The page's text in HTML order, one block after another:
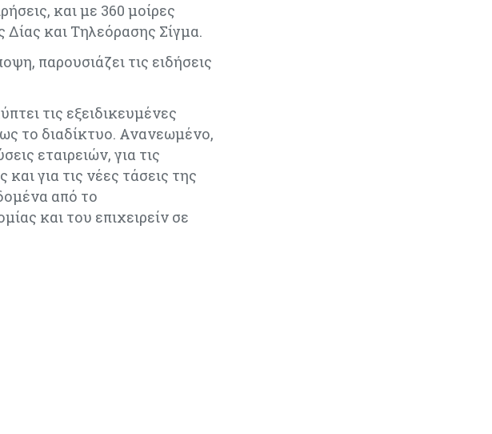
και με 360 μοίρες
και Τηλεόρασης Σίγμα.
παρουσιάζει τις ειδήσεις
τις εξειδικευμένες
το διαδίκτυο. Ανανεωμένο,
εταιρειών, για τις
για τις νέες τάσεις της
από το
και του επιχειρείν σε